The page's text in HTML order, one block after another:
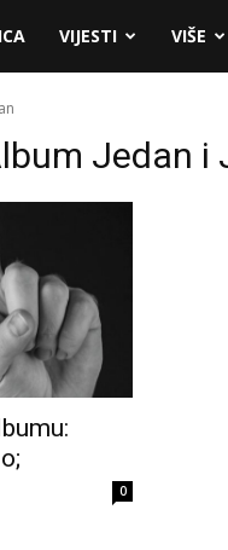
VIJESTI VIŠE
Jedan i
0